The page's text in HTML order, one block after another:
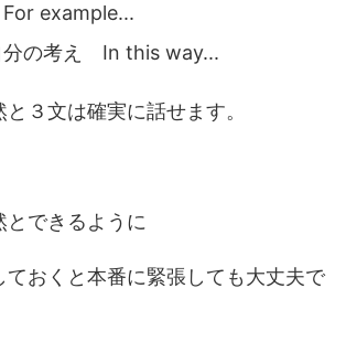
example...
分の考え In this way...
３文は確実に話せます。
とできるように
ておくと本番に緊張しても大丈夫で